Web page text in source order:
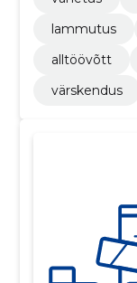
lammutus
alltöövõtt
värskendus